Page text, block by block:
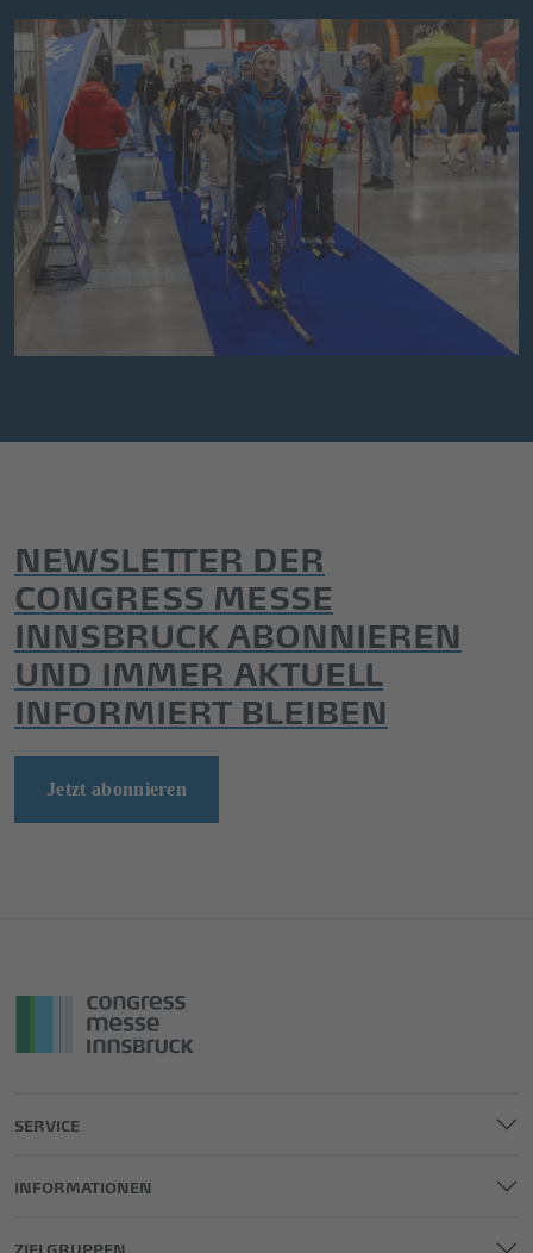
NEWSLETTER DER
CONGRESS MESSE
INNSBRUCK ABONNIEREN
UND IMMER AKTUELL
INFORMIERT BLEIBEN
Jetzt abonnieren
SERVICE
INFORMATIONEN
ZIELGRUPPEN